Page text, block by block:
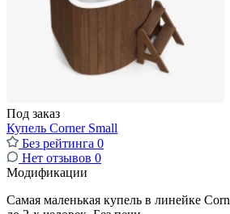
Под заказ
Купель Corner Small
Без рейтинга 0
Нет отзывов 0
Модификации
Самая маленькая купель в линейке